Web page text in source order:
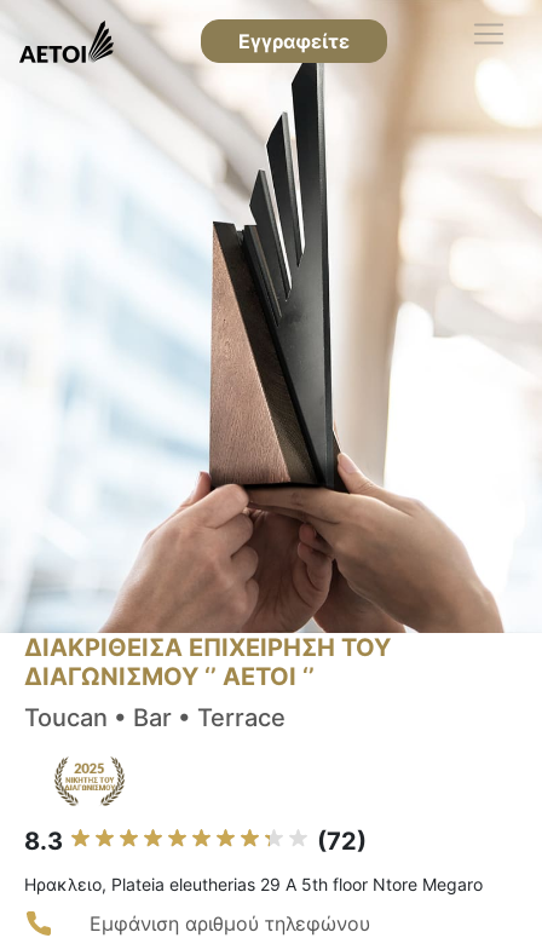
Εγγραφείτε
ΔΙΑΚΡΙΘΕΙΣΑ ΕΠΙΧΕΙΡΗΣΗ ΤΟΥ
ΔΙΑΓΩΝΙΣΜΟΥ ‘’ ΑΕΤΟΙ ‘’
Toucan • Bar • Terrace
8.3 (72)
Ηρακλειο, Plateia eleutherias 29 A 5th floor Ntore Megaro
Εμφάνιση αριθμού τηλεφώνου